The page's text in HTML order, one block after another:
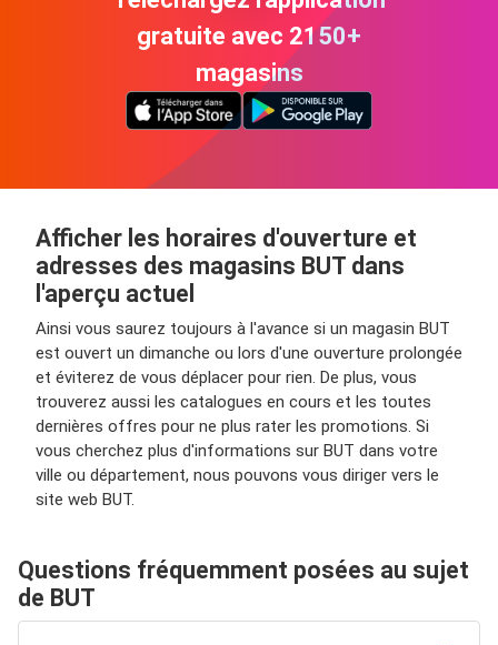
gratuite avec 2150+
magasins
Afficher les horaires d'ouverture et
adresses des magasins BUT dans
l'aperçu actuel
Ainsi vous saurez toujours à l'avance si un magasin BUT
est ouvert un dimanche ou lors d'une ouverture prolongée
et éviterez de vous déplacer pour rien. De plus, vous
trouverez aussi les catalogues en cours et les toutes
dernières offres pour ne plus rater les promotions. Si
vous cherchez plus d'informations sur BUT dans votre
ville ou département, nous pouvons vous diriger vers le
site web BUT.
Questions fréquemment posées au sujet
de BUT